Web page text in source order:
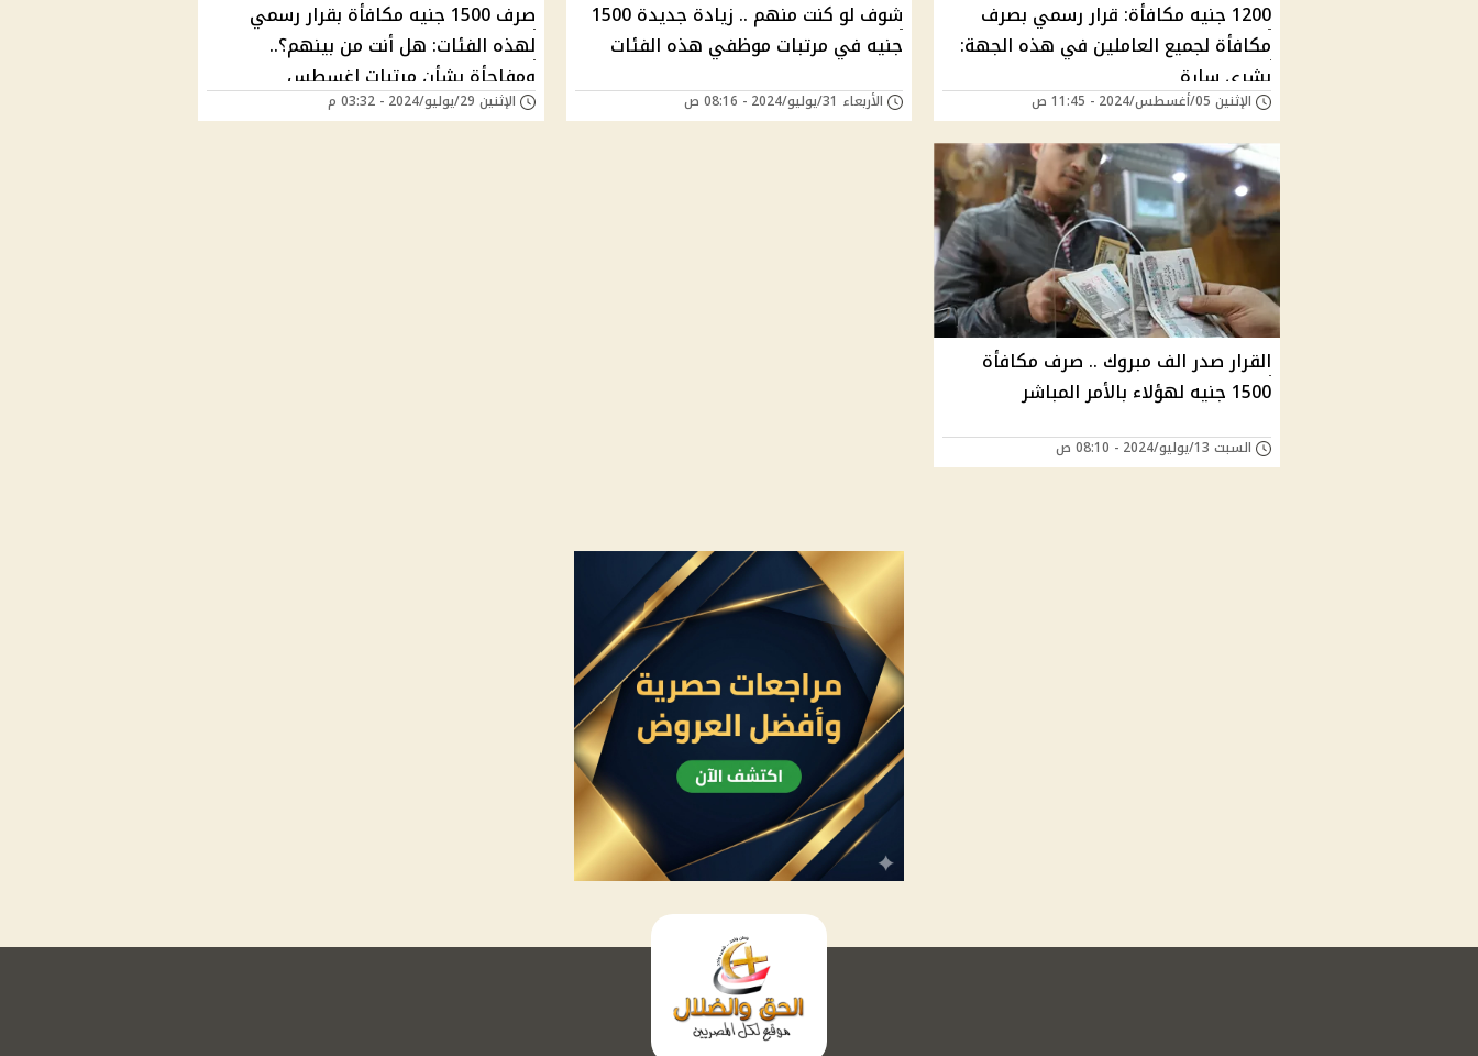
1200 جنيه مكافأة: قرار رسمي بصرف
مكافأة لجميع العاملين في هذه الجهة:
بشرى سارة
الإثنين 05/أغسطس/2024 - 11:45 ص
شوف لو كنت منهم .. زيادة جديدة 1500
جنيه في مرتبات موظفي هذه الفئات
الأربعاء 31/يوليو/2024 - 08:16 ص
صرف 1500 جنيه مكافأة بقرار رسمي
لهذه الفئات: هل أنت من بينهم؟..
ومفاجأة بشأن مرتبات اغسطس
الإثنين 29/يوليو/2024 - 03:32 م
القرار صدر الف مبروك .. صرف مكافأة
1500 جنيه لهؤلاء بالأمر المباشر
السبت 13/يوليو/2024 - 08:10 ص